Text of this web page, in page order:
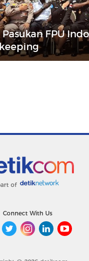
FPU
of
Connect With Us